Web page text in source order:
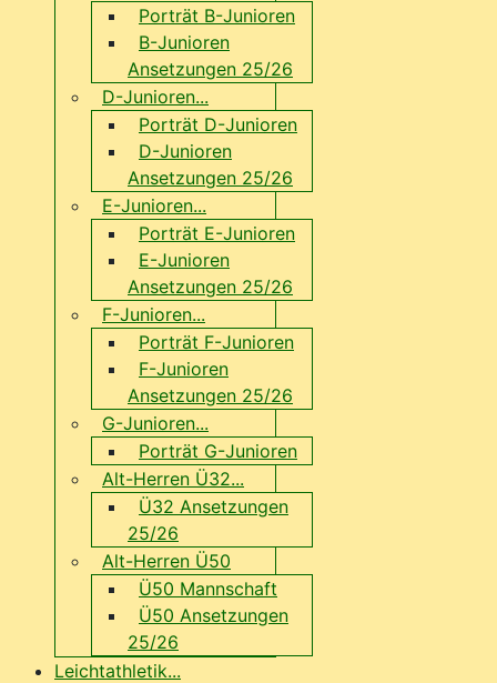
Porträt B-Junioren
B-Junioren
Ansetzungen 25/26
D-Junioren...
Porträt D-Junioren
D-Junioren
Ansetzungen 25/26
E-Junioren...
Porträt E-Junioren
E-Junioren
Ansetzungen 25/26
F-Junioren...
Porträt F-Junioren
F-Junioren
Ansetzungen 25/26
G-Junioren...
Porträt G-Junioren
Alt-Herren Ü32...
Ü32 Ansetzungen
25/26
Alt-Herren Ü50
Ü50 Mannschaft
Ü50 Ansetzungen
25/26
Leichtathletik...